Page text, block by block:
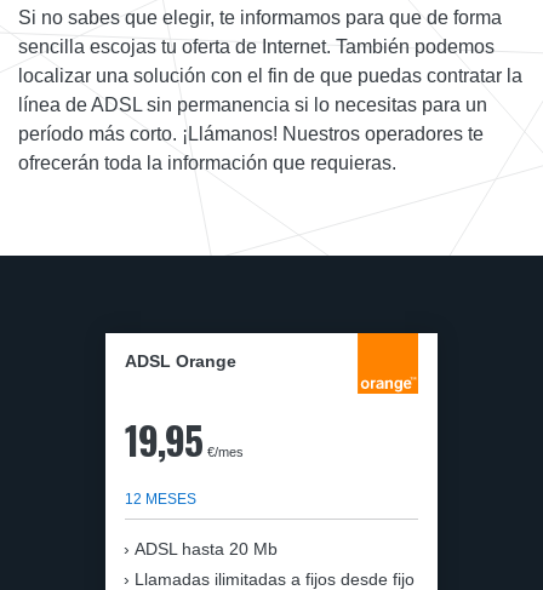
Si no sabes que elegir, te informamos para que de forma
sencilla escojas tu oferta de Internet. También podemos
localizar una solución con el fin de que puedas contratar la
línea de ADSL sin permanencia si lo necesitas para un
período más corto. ¡Llámanos! Nuestros operadores te
ofrecerán toda la información que requieras.
ADSL Orange
19,95 €/mes
12 MESES
ADSL hasta 20 Mb
Llamadas ilimitadas a fijos desde fijo